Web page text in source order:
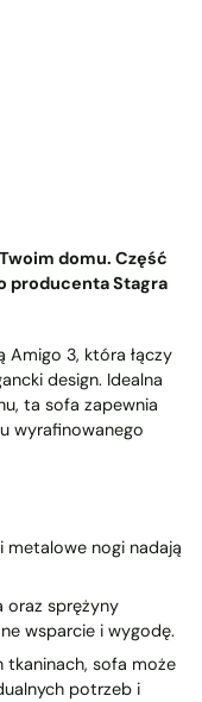
domu. Część
producenta Stagra
Amigo 3, która łączy
design. Idealna
ta sofa zapewnia
wyrafinowanego
metalowe nogi nadają
oraz sprężyny
wsparcie i wygodę.
sofa może
potrzeb i